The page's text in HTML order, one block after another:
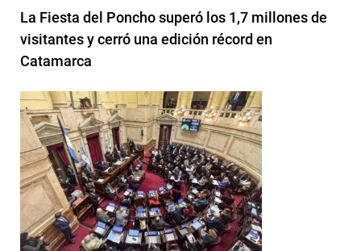
La Fiesta del Poncho superó los 1,7 millones de
visitantes y cerró una edición récord en
Catamarca